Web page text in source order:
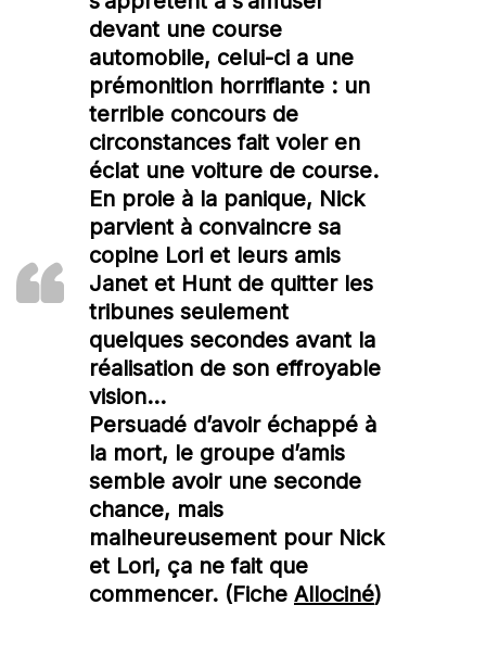
devant une course
automobile, celui-ci a une
prémonition horrifiante : un
terrible concours de
circonstances fait voler en
éclat une voiture de course.
En proie à la panique, Nick
parvient à convaincre sa
copine Lori et leurs amis
Janet et Hunt de quitter les
tribunes seulement
quelques secondes avant la
réalisation de son effroyable
vision…
Persuadé d’avoir échappé à
la mort, le groupe d’amis
semble avoir une seconde
chance, mais
malheureusement pour Nick
et Lori, ça ne fait que
commencer. (Fiche Allociné)